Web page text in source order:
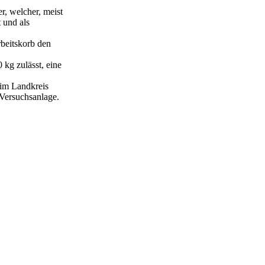
welcher, meist
und als
den
kg zulässt, eine
Landkreis